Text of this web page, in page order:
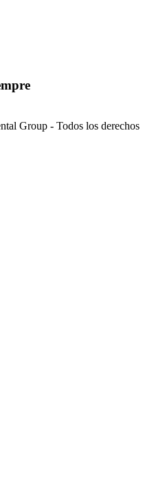
Group - Todos los derechos